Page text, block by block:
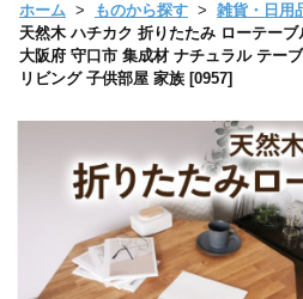
ホーム ものから探す 雑貨・日用
天然木 ハチカク 折りたたみ ローテー
大阪府 守口市 集成材 ナチュラル テー
リビング 子供部屋 家族 [0957]